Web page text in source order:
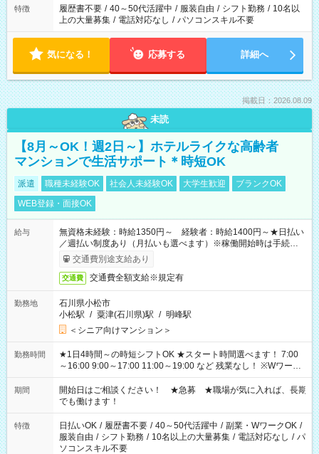
合は応募できません。
特徴 履歴書不要 / 40～50代活躍中 / 服装自由 / シフト勤務 / 10名以
上の大量募集 / 電話対応なし / パソコンスキル不要
気になる！ 応募する 詳細へ
掲載日：2026.08.09
未読
【8月～OK！週2日～】ホテルライクな高齢者
マンションで生活サポート＊時短OK
派遣 職種未経験OK 社会人未経験OK 大学生歓迎
ブランクOK
WEB登録・面接OK
給与
無資格未経験：時給1350円～ 経験者：時給1400円～★日払い
／週払い制度あり（月払いも選べます）※稼働開始時は手続き完
了次第のお支払いとなります。
交通費別途支給あり
交通費 交通費全額支給※規定有
勤務地
石川県小松市
小松駅 / 粟津(石川県)駅 / 明峰駅
＜シニア向けマンション＞
勤務時間
★1日4時間～の時短シフトOK ★スタート時間選べます！ 7:00
～16:00 9:00～17:00 11:00～19:00 など 残業なし！ ※Wワーク
の場合、他のお仕事と合わせ週40時間超の就業はご案内できま
せん ※法令に基づき、週20時間以上勤務は社会保険への加入対
象となります ※労働者派遣法（日雇い派遣の原則禁止）によ
り、短時間・短期間の就業はご案内が難しい場合があります
期間
開始日はご相談ください！ ★急募 ★職場が気に入れば、長期
でも働けます！
特徴 日払いOK / 履歴書不要 / 40～50代活躍中 / 副業・WワークOK /
服装自由 / シフト勤務 / 10名以上の大量募集 / 電話対応なし / パ
ソコンスキル不要